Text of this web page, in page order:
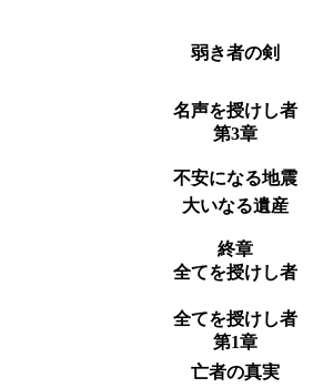
弱き者の剣
名声を授けし者
第3章
不安になる地震
大いなる遺産
終章
全てを授けし者
全てを授けし者
第1章
亡者の真実